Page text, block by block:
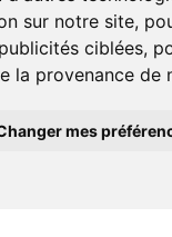
sur notre site,
ciblées,
la provenance de
mes
ADN –